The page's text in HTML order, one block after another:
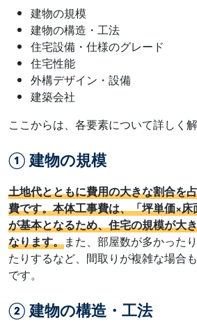
建物の規模
建物の構造・工法
住宅設備・仕様のグレード
住宅性能
外構デザイン・設備
建築会社
ここからは、各要素について詳しく解
① 建物の規模
土地代とともに費用の大きな割合を
費です。本体工事費は、「坪単価×
が基本となるため、住宅の規模が大
なります。また、部屋数が多かった
たりするなど、間取りが複雑な場合
です。
② 建物の構造・工法